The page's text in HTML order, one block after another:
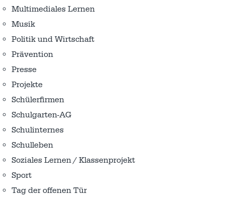
Multimediales Lernen
Musik
Politik und Wirtschaft
Prävention
Presse
Projekte
Schülerfirmen
Schulgarten-AG
Schulinternes
Schulleben
Soziales Lernen / Klassenprojekt
Sport
Tag der offenen Tür